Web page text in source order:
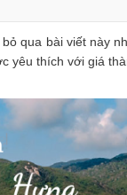
qua bài viết này
yêu thích với giá